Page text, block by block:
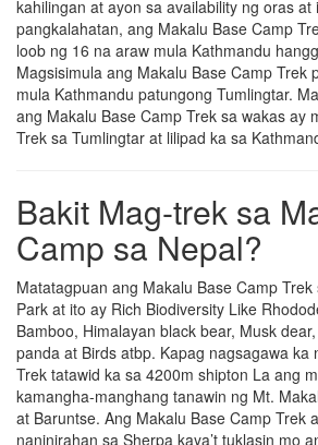
kahilingan at ayon sa availability ng oras at
pangkalahatan, ang Makalu Base Camp
loob ng 16 na araw mula Kathmandu
Magsisimula ang Makalu Base Camp Trek
mula Kathmandu patungong Tumlingtar.
ang Makalu Base Camp Trek sa wakas ay
Trek sa Tumlingtar at lilipad ka sa
Bakit Mag-trek sa
Camp sa Nepal?
Matatagpuan ang Makalu Base Camp
Park at ito ay Rich Biodiversity Like
Bamboo, Himalayan black bear, Musk
panda at Birds atbp. Kapag nagsagawa ka
Trek tatawid ka sa 4200m shipton La ang
kamangha-manghang tanawin ng Mt.
at Baruntse. Ang Makalu Base Camp Trek
naninirahan sa Sherpa kaya’t tuklasin mo